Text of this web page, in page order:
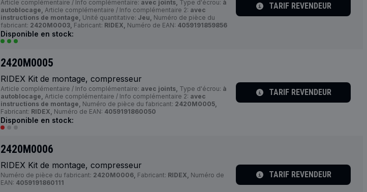
Article complémentaire / Info complémentaire: avec joints, Type d'écrou: à
autoblocage, Article complémentaire / Info complémentaire 2: avec
instructions de montage, Unité quantitative: Jeu, Numéro de pièce du
fabricant: 2420M0003, Fabricant: RIDEX, Numéro de EAN: 4059191859856
Disponible en stock:
TARIF REVENDEUR
2420M0005
RIDEX Kit de montage, compresseur
Article complémentaire / Info complémentaire: avec joints, Type d'écrou: à
autoblocage, Article complémentaire / Info complémentaire 2: avec
instructions de montage, Numéro de pièce du fabricant: 2420M0005,
Fabricant: RIDEX, Numéro de EAN: 4059191860050
Disponible en stock:
TARIF REVENDEUR
2420M0006
RIDEX Kit de montage, compresseur
Numéro de pièce du fabricant: 2420M0006, Fabricant: RIDEX, Numéro de
EAN: 4059191860111
TARIF REVENDEUR